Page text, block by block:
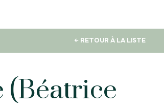
← RETOUR À LA LISTE
(Béatrice